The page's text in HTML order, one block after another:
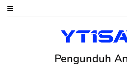
Pengunduh